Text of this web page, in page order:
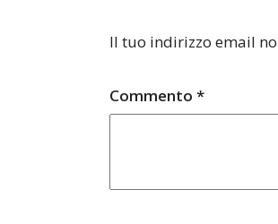
Il tuo indirizzo email
Commento *